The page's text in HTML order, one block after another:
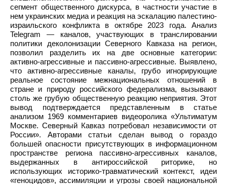
сегмент общественного дискурса, в частности участие в
нем украинских медиа и реакция на эскалацию палестино-
израильского конфликта в октябре 2023 года. Анализ
Telegram — каналов, участвующих в транслировании
политики деколонизации Северного Кавказа на регион,
позволил разделить их на две основные категории:
активно-агрессивные и пассивно-агрессивные. Выявлено,
что активно-агрессивные каналы, грубо игнорирующие
реальное состояние межнациональных отношений в
стране и природу российского федерализма, вызывают
столь же грубую общественную реакцию неприятия. Этот
вывод подтверждается представленным в статье
анализом 1969 комментариев видеоролика «Ультиматум
Москве. Северный Кавказ потребовал независимости от
России». Авторами статьи сделан вывод о гораздо
большей опасности присутствующих в информационном
пространстве региона пассивно-агрессивных каналов,
выдержанных в антироссийской риторике, но
использующих историко-травматический контекст, идеи
«геноцидов», ассимиляции и угрозы своей национальной